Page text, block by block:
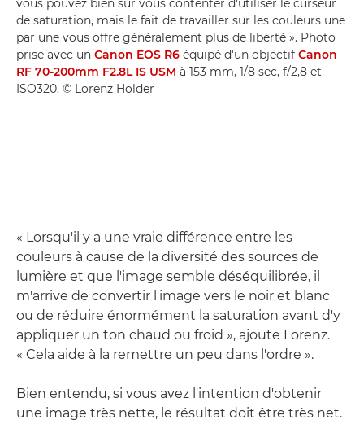
vous pouvez bien sûr vous contenter d'utiliser le curseur
de saturation, mais le fait de travailler sur les couleurs une
par une vous offre généralement plus de liberté ». Photo
prise avec un Canon EOS R6 équipé d'un objectif Canon
RF 70-200mm F2.8L IS USM à 153 mm, 1/8 sec, f/2,8 et
ISO320. © Lorenz Holder
« Lorsqu'il y a une vraie différence entre les
couleurs à cause de la diversité des sources de
lumière et que l'image semble déséquilibrée, il
m'arrive de convertir l'image vers le noir et blanc
ou de réduire énormément la saturation avant d'y
appliquer un ton chaud ou froid », ajoute Lorenz.
« Cela aide à la remettre un peu dans l'ordre ».
Bien entendu, si vous avez l'intention d'obtenir
une image très nette, le résultat doit être très net.